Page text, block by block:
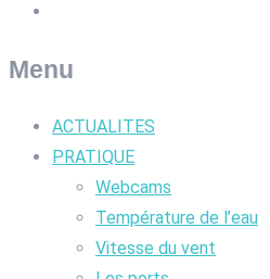
Menu
ACTUALITES
PRATIQUE
Webcams
Température de l’eau
Vitesse du vent